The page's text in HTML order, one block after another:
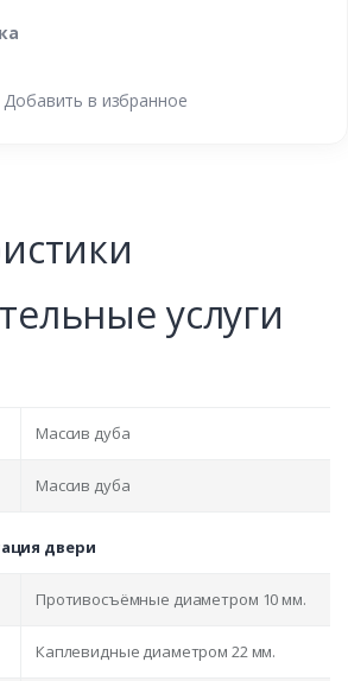
Добавить в избранное
услуги
Массив дуба
Массив дуба
двери
Противосъёмные диаметром 10 мм.
Каплевидные диаметром 22 мм.